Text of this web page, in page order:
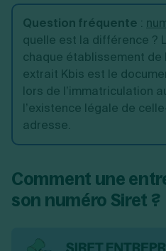
Question fréquente :
quelle est la différence ?
chaque établissement de
extrait Kbis est le
lors de l’immatriculation
l’existence légale de
adresse.
Comment une
son numéro Siret ?